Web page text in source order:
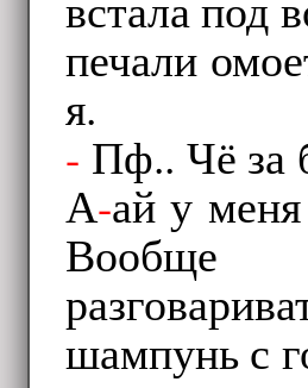
печали
я.
- Пф.. Чё за
А-ай у
Вообще
шампунь с